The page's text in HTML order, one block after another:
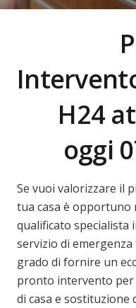
H24
oggi
Se vuoi valorizzare il
tua casa è
qualificato specialista
servizio di
grado di fornire un
pronto intervento per
di casa e sostituzione